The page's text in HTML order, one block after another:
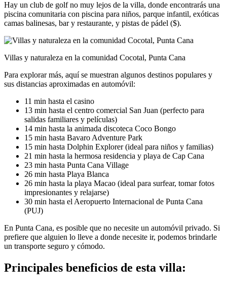
Hay un club de golf no muy lejos de la villa, donde encontrarás una
piscina comunitaria con piscina para niños, parque infantil, exóticas
camas balinesas, bar y restaurante, y pistas de pádel ($).
Villas y naturaleza en la comunidad Cocotal, Punta Cana
Para explorar más, aquí se muestran algunos destinos populares y
sus distancias aproximadas en automóvil:
11 min hasta el casino
13 min hasta el centro comercial San Juan (perfecto para
salidas familiares y películas)
14 min hasta la animada discoteca Coco Bongo
15 min hasta Bavaro Adventure Park
15 min hasta Dolphin Explorer (ideal para niños y familias)
21 min hasta la hermosa residencia y playa de Cap Cana
23 min hasta Punta Cana Village
26 min hasta Playa Blanca
26 min hasta la playa Macao (ideal para surfear, tomar fotos
impresionantes y relajarse)
30 min hasta el Aeropuerto Internacional de Punta Cana
(PUJ)
En Punta Cana, es posible que no necesite un automóvil privado. Si
prefiere que alguien lo lleve a donde necesite ir, podemos brindarle
un transporte seguro y cómodo.
Principales beneficios de esta villa: